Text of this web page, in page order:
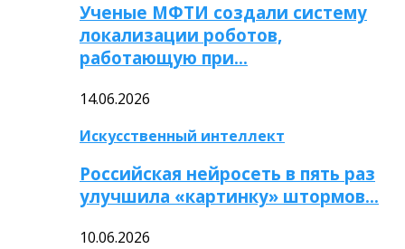
Ученые МФТИ создали систему
локализации роботов,
работающую при…
14.06.2026
Искусственный интеллект
Российская нейросеть в пять раз
улучшила «картинку» штормов…
10.06.2026